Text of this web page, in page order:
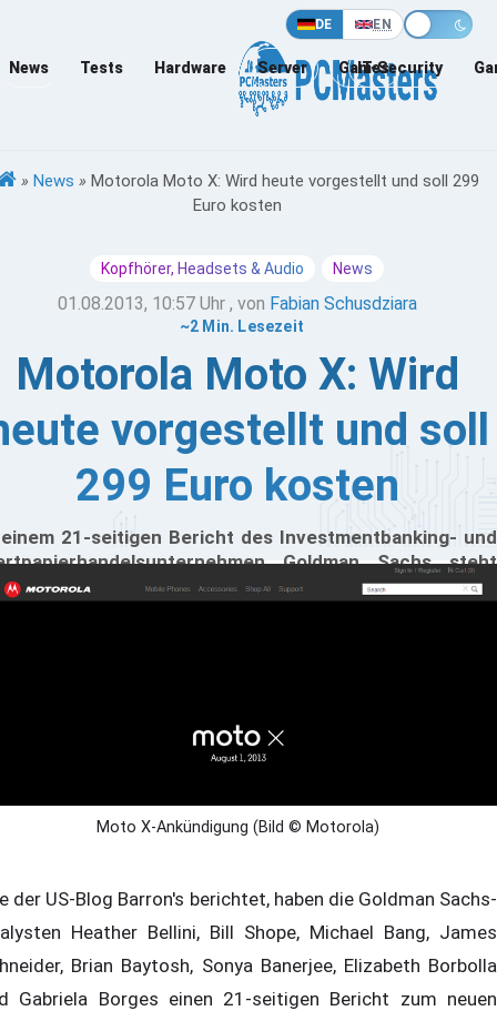
DE EN
News Tests Hardware Server Games
IT-Security
» News » Motorola Moto X: Wird heute vorgestellt und soll 299
Euro kosten
Kopfhörer, Headsets & Audio News
01.08.2013, 10:57 Uhr , von Fabian Schusdziara
~2 Min. Lesezeit
Motorola Moto X: Wird
vorgestellt und soll
299 Euro kosten
21-seitigen Bericht des Investmentbanking- und
Goldman Sachs steht
dass Motorolas künftiges Mitteklasse-
Moto X-Ankündigung (Bild © Motorola)
der US-Blog Barron's berichtet, haben die Goldman Sachs-
Heather Bellini, Bill Shope, Michael Bang, James
Brian Baytosh, Sonya Banerjee, Elizabeth Borbolla
Gabriela Borges einen 21-seitigen Bericht zum neuen